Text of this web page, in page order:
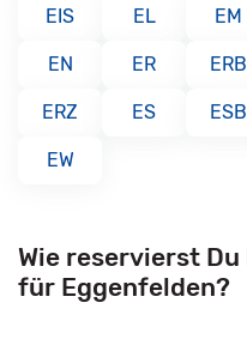
EIS EL EM
EN ER ERB
ERZ ES ESB
EW
Wie reservierst Du
für Eggenfelden?